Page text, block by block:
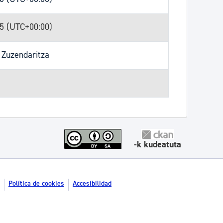
(UTC+00:00)
-k kudeatuta
Política de cookies Accesibilidad